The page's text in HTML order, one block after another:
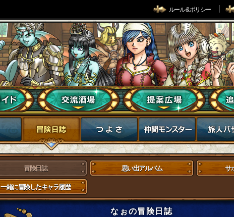
ルール & ポリシー
冒険日誌 思い出アルバム サ
一緒に冒険したキャラ履歴
なぉの冒険日誌